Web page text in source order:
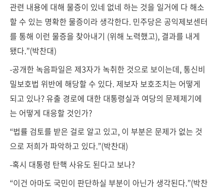
관련 내용에 대해 물증이 있네 없네 하는 것을 일거에 다 해소
할 수 있는 명확한 물증이라 생각한다. 민주당은 공익제보센터
를 통해 이런 물증을 찾아내기 (위해 노력했고), 결과를 내게
됐다.”(박찬대)
-공개한 녹음파일은 제3자가 녹취한 것으로 보이는데, 통신비
밀보호법 위반에 해당할 수 있다. 제보자 보호조치는 어떻게
되고 있나? 유출 경로에 대한 대통령실과 여당의 문제제기에
는 어떻게 대응할 것인가?
“법률 검토를 받은 걸로 알고 있고, 이 부분은 문제가 없는 것
으로 저희가 파악하고 있다.”(박찬대)
-혹시 대통령 탄핵 사유도 된다고 보나?
“이건 아마도 국민이 판단하실 부분이 아닌가 생각된다.”(박찬